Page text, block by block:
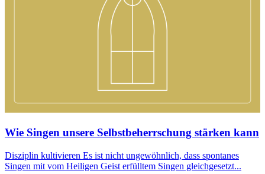
Wie Singen unsere Selbstbeherrschung stärken kann
Disziplin kultivieren Es ist nicht ungewöhnlich, dass spontanes
Singen mit vom Heiligen Geist erfülltem Singen gleichgesetzt...